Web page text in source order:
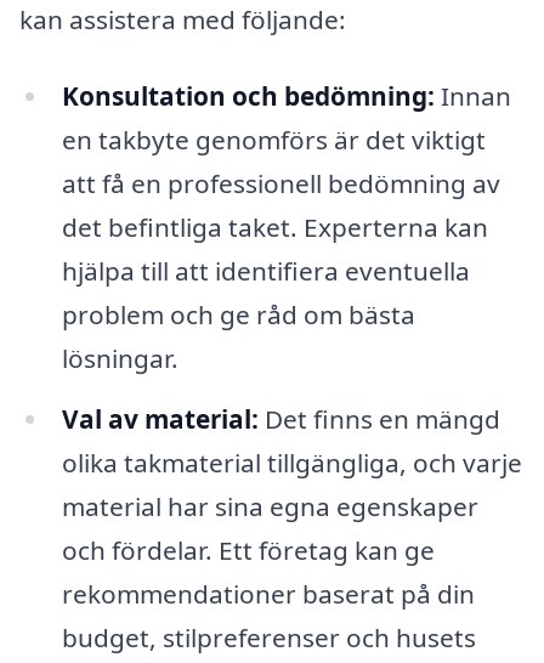
kan assistera med följande:
Konsultation och bedömning: Innan
en takbyte genomförs är det viktigt
att få en professionell bedömning av
det befintliga taket. Experterna kan
hjälpa till att identifiera eventuella
problem och ge råd om bästa
lösningar.
Val av material: Det finns en mängd
olika takmaterial tillgängliga, och varje
material har sina egna egenskaper
och fördelar. Ett företag kan ge
rekommendationer baserat på din
budget, stilpreferenser och husets